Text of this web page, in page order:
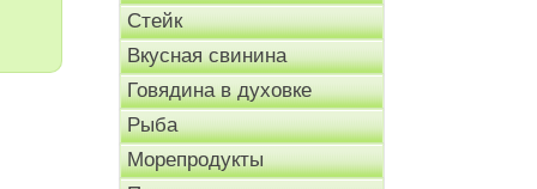
Стейк
Вкусная свинина
Говядина в духовке
Рыба
Морепродукты